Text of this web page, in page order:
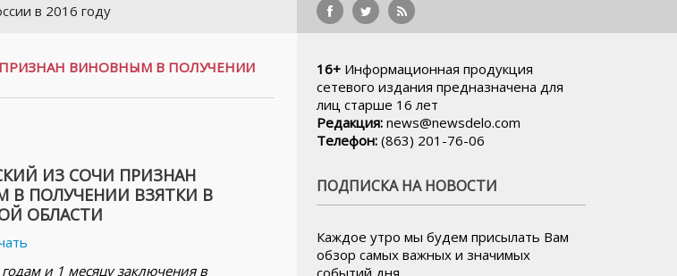
году
ВИНОВНЫМ В ПОЛУЧЕНИИ
ИЗ СОЧИ ПРИЗНАН
В ПОЛУЧЕНИИ ВЗЯТКИ В
ОБЛАСТИ
и 1 месяцу заключения в
16+ Информационная продукция
сетевого издания предназначена для
лиц старше 16 лет
Редакция: news@newsdelo.com
Телефон: (863) 201-76-06
ПОДПИСКА НА НОВОСТИ
Каждое утро мы будем присылать Вам
обзор самых важных и значимых
событий дня.